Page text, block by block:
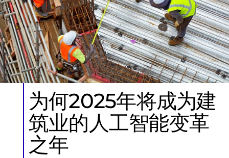
为何2025年将成为建
筑业的人工智能变革
之年